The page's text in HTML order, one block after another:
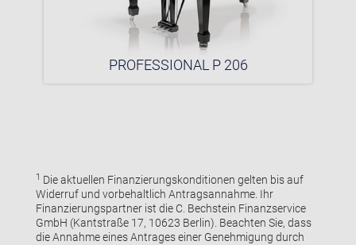
PROFESSIONAL P 206
1 Die aktuellen Finanzierungskonditionen gelten bis auf
Widerruf und vorbehaltlich Antragsannahme. Ihr
Finanzierungspartner ist die C. Bechstein Finanzservice
GmbH (Kantstraße 17, 10623 Berlin). Beachten Sie, dass
die Annahme eines Antrages einer Genehmigung durch